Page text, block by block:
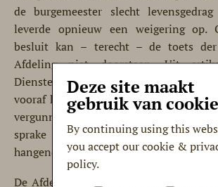
de burgemeester slecht
leverde opnieuw een weigering op.
besluit kan – terecht – de toets
Afdeling niet doorstaan. Uit
Dienstenrichtlijn volgt namelijk dat
vooraf kennis moet kunnen nemen
vergunningsvoorwaarden. Daarvan
sprake nu het nieuwe beleid pas na
hangende hoger beroep tot stand was
De Afdeling stuurt de burgemeester
Deze site maakt
gebruik van
By continuing using this
you accept our cookie &
policy.